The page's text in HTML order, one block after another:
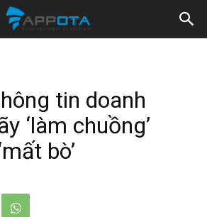
tin doanh
‘làm chuồng’
bò’